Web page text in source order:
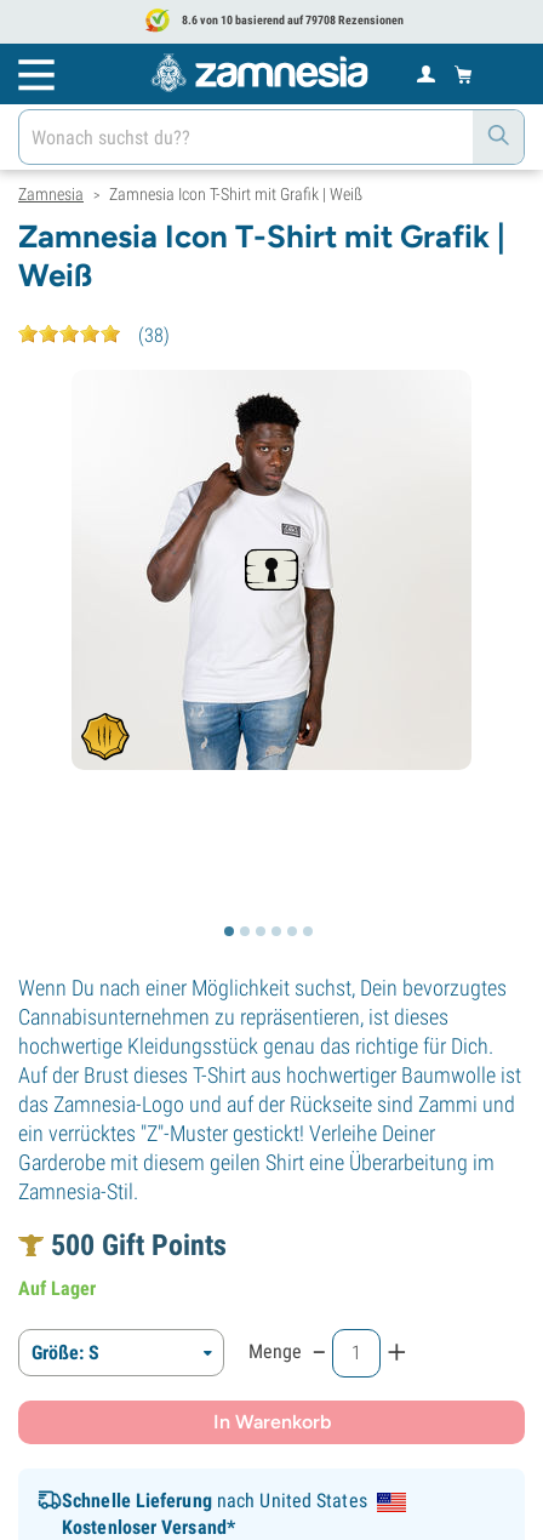
8.6 von 10 basierend auf 79708 Rezensionen
Zamnesia > Zamnesia Icon T-Shirt mit Grafik | Weiß
Zamnesia Icon T-Shirt mit Grafik |
Weiß
(38)
Wenn Du nach einer Möglichkeit suchst, Dein bevorzugtes
Cannabisunternehmen zu repräsentieren, ist dieses
hochwertige Kleidungsstück genau das richtige für Dich.
Auf der Brust dieses T-Shirt aus hochwertiger Baumwolle ist
das Zamnesia-Logo und auf der Rückseite sind Zammi und
ein verrücktes "Z"-Muster gestickt! Verleihe Deiner
Garderobe mit diesem geilen Shirt eine Überarbeitung im
Zamnesia-Stil.
500 Gift Points
Auf Lager
Größe: S Menge - +
In Warenkorb
Schnelle Lieferungnach United States
Kostenloser Versand*